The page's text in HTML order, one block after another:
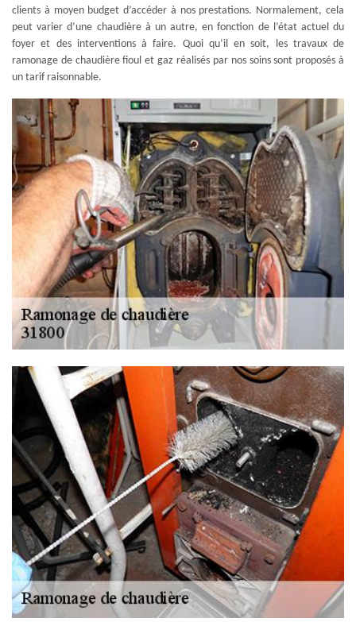
clients à moyen budget d’accéder à nos prestations. Normalement, cela
peut varier d’une chaudière à un autre, en fonction de l’état actuel du
foyer et des interventions à faire. Quoi qu’il en soit, les travaux de
ramonage de chaudière fioul et gaz réalisés par nos soins sont proposés à
un tarif raisonnable.